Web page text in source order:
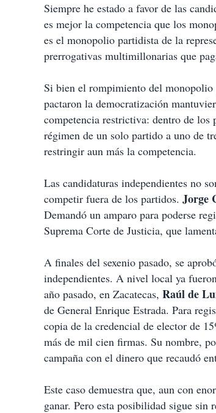
Siempre he estado a favor de las
es mejor la competencia que los
es el monopolio partidista de la
prerrogativas multimillonarias que
Si bien el rompimiento del
pactaron la democratización
competencia restrictiva: dentro de los
régimen de un solo partido a uno de
restringir aun más la competencia.
Las candidaturas independientes no
competir fuera de los partidos. Jorge
Demandó un amparo para poderse
Suprema Corte de Justicia, que
A finales del sexenio pasado, se
independientes. A nivel local ya
año pasado, en Zacatecas, Raúl de
de General Enrique Estrada. Para
copia de la credencial de elector de
más de mil cien firmas. Su nombre,
campaña con el dinero que recaudó
Este caso demuestra que, aun con
ganar. Pero esta posibilidad sigue